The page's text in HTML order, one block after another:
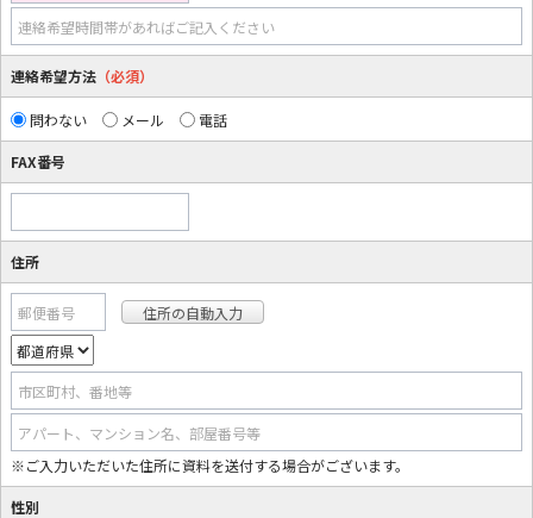
連絡希望時間帯があればご記入ください
連絡希望方法 （必須）
問わない メール 電話
FAX番号
住所
郵便番号
市区町村、番地等
アパート、マンション名、部屋番号等
※ご入力いただいた住所に資料を送付する場合がございます。
性別